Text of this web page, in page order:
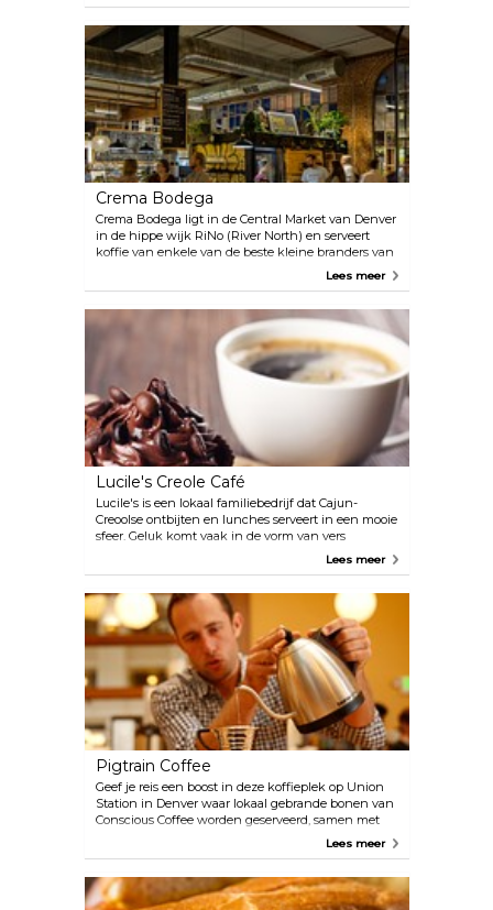
de leerzame ervaring die je kunt opdoen, waarbij je
meer leert over de kunst van het maken van koffie
en de betekenis ervan in het dagelijks leven.
Crema Bodega
Crema Bodega ligt in de Central Market van Denver
in de hippe wijk RiNo (River North) en serveert
koffie van enkele van de beste kleine branders van
het land, evenals drankjes in flessen die je kunt
combineren met al het eten dat je koopt om te eten
Lees meer
Lucile's Creole Café
Lucile's is een lokaal familiebedrijf dat Cajun-
Creoolse ontbijten en lunches serveert in een mooie
sfeer. Geluk komt vaak in de vorm van vers
gebakken gebakje, zoals hun zelfgemaakteLees meer
Pigtrain Coffee
Geef je reis een boost in deze koffieplek op Union
Station in Denver waar lokaal gebrande bonen van
Conscious Coffee worden geserveerd, samen met
bhakti chai, Italiaanse frisdrank, gebak, empanadas,
shot warme espresso eroverheen gegoten.
Lees meer